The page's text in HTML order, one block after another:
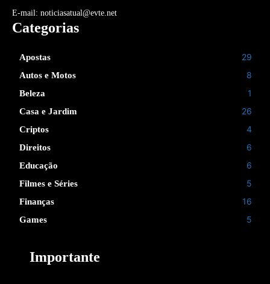
E-mail: noticiasatual@evte.net
Categorias
Apostas 29
Autos e Motos 8
Beleza 1
Casa e Jardim 26
Criptos 4
Direitos 6
Educação 6
Filmes e Séries 5
Finanças 16
Games 5
Importante